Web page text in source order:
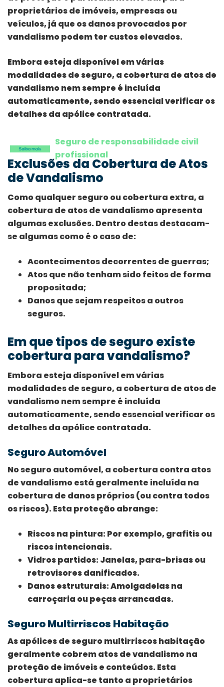
proprietários de imóveis, empresas ou
veículos, já que os danos provocados por
vandalismo podem ter custos elevados.
Embora esteja disponível em várias
modalidades de seguro, a cobertura de atos de
vandalismo nem sempre é incluída
automaticamente, sendo essencial verificar os
detalhes da apólice contratada.
Seguro de responsabilidade civil
profissional
Exclusões da Cobertura de Atos
de Vandalismo
Como qualquer seguro ou cobertura extra, a
cobertura de atos de vandalismo apresenta
algumas exclusões. Dentro destas destacam-
se algumas como é o caso de:
Acontecimentos decorrentes de guerras;
Atos que não tenham sido feitos de forma
propositada;
Danos que sejam respeitos a outros
seguros.
Em que tipos de seguro existe
cobertura para vandalismo?
Embora esteja disponível em várias
modalidades de seguro, a cobertura de atos de
vandalismo nem sempre é incluída
automaticamente, sendo essencial verificar os
detalhes da apólice contratada.
Seguro Automóvel
No seguro automóvel, a cobertura contra atos
de vandalismo está geralmente incluída na
cobertura de danos próprios(ou contra todos
os riscos). Esta proteção abrange:
Riscos na pintura: Por exemplo, grafitis ou
riscos intencionais.
Vidros partidos: Janelas, para-brisas ou
retrovisores danificados.
Danos estruturais: Amolgadelas na
carroçaria ou peças arrancadas.
Seguro Multirriscos Habitação
As apólices de seguro multirriscos habitação
geralmente cobrem atos de vandalismo na
proteção de imóveis e conteúdos. Esta
cobertura aplica-se tanto a proprietários